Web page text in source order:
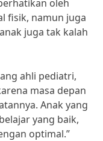
oleh
fisik, namun juga
juga tak kalah
ahli pediatri,
masa depan
Anak yang
yang baik,
optimal.”